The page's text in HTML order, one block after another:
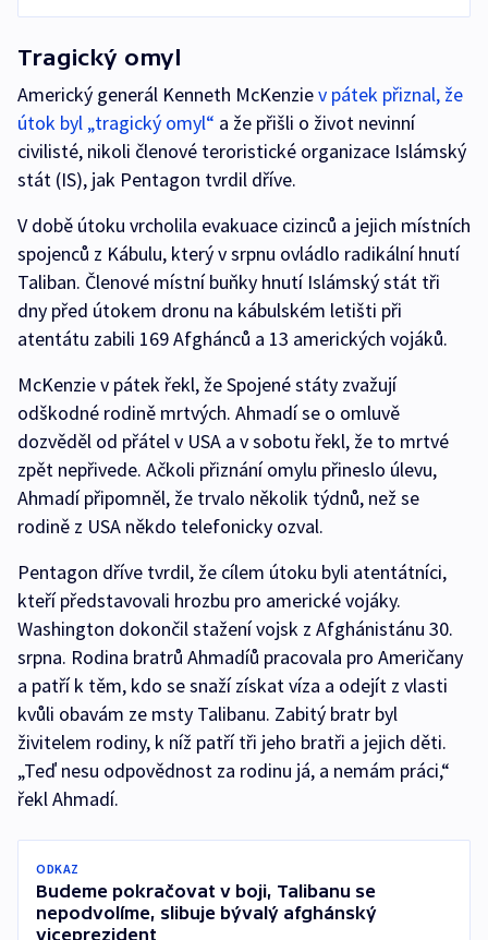
Tragický omyl
Americký generál Kenneth McKenziev pátek přiznal, že
útok byl „tragický omyl“ a že přišli o život nevinní
civilisté, nikoli členové teroristické organizace Islámský
stát (IS), jak Pentagon tvrdil dříve.
V době útoku vrcholila evakuace cizinců a jejich místních
spojenců z Kábulu, který v srpnu ovládlo radikální hnutí
Taliban. Členové místní buňky hnutí Islámský stát tři
dny před útokem dronu na kábulském letišti při
atentátu zabili 169 Afghánců a 13 amerických vojáků.
McKenzie v pátek řekl, že Spojené státy zvažují
odškodné rodině mrtvých. Ahmadí se o omluvě
dozvěděl od přátel v USA a v sobotu řekl, že to mrtvé
zpět nepřivede. Ačkoli přiznání omylu přineslo úlevu,
Ahmadí připomněl, že trvalo několik týdnů, než se
rodině z USA někdo telefonicky ozval.
Pentagon dříve tvrdil, že cílem útoku byli atentátníci,
kteří představovali hrozbu pro americké vojáky.
Washington dokončil stažení vojsk z Afghánistánu 30.
srpna. Rodina bratrů Ahmadíů pracovala pro Američany
a patří k těm, kdo se snaží získat víza a odejít z vlasti
kvůli obavám ze msty Talibanu. Zabitý bratr byl
živitelem rodiny, k níž patří tři jeho bratři a jejich děti.
„Teď nesu odpovědnost za rodinu já, a nemám práci,“
řekl Ahmadí.
ODKAZ
Budeme pokračovat v boji, Talibanu se
nepodvolíme, slibuje bývalý afghánský
viceprezident